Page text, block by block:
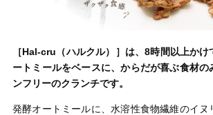
［Hal-cru（ハルクル）］は、8時間以上か
ートミールをベースに、からだが喜ぶ食材の
ンフリーのクランチです。
発酵オートミールに、水溶性食物繊維のイヌ